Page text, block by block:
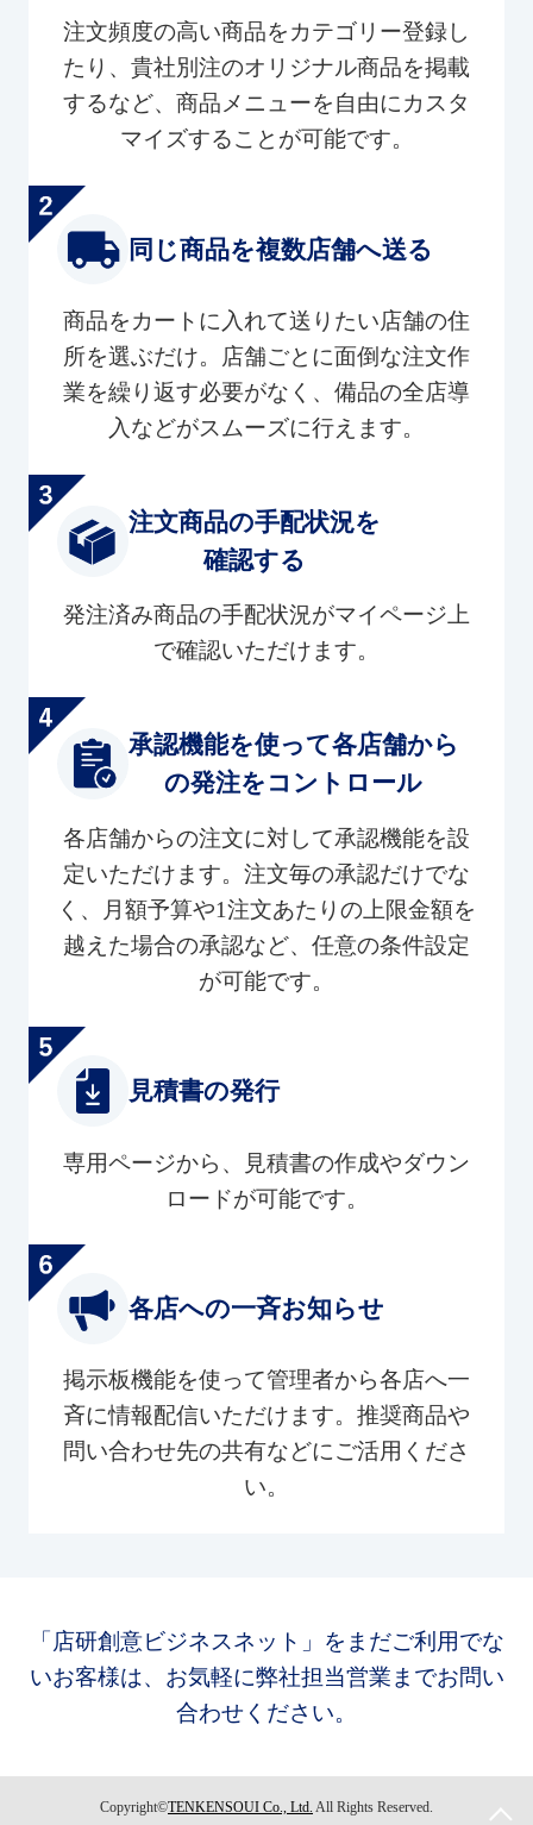
注文頻度の高い商品をカテゴリー登録し
たり、貴社別注のオリジナル商品を掲載
するなど、商品メニューを自由にカスタ
マイズすることが可能です。
同じ商品を複数店舗へ送る
商品をカートに入れて送りたい店舗の住
所を選ぶだけ。店舗ごとに面倒な注文作
業を繰り返す必要がなく、備品の全店導
入などがスムーズに行えます。
注文商品の手配状況を
確認する
発注済み商品の手配状況がマイページ上
で確認いただけます。
承認機能を使って各店舗から
の発注をコントロール
各店舗からの注文に対して承認機能を設
定いただけます。注文毎の承認だけでな
く、月額予算や1注文あたりの上限金額を
越えた場合の承認など、任意の条件設定
が可能です。
見積書の発行
専用ページから、見積書の作成やダウン
ロードが可能です。
各店への一斉お知らせ
掲示板機能を使って管理者から各店へ一
斉に情報配信いただけます。推奨商品や
問い合わせ先の共有などにご活用くださ
い。
「店研創意ビジネスネット」をまだご利用でな
いお客様は、お気軽に弊社担当営業までお問い
合わせください。
Copyright©TENKENSOUI Co., Ltd. All Rights Reserved.